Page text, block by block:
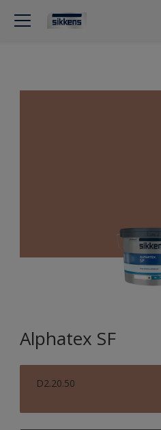
Alphatex SF
D2.20.50